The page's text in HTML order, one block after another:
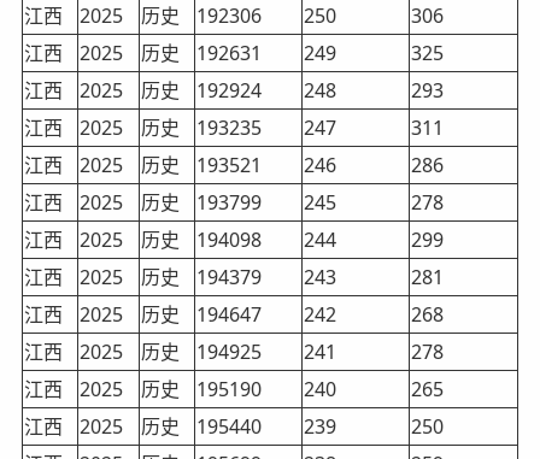
江西
2025 历史 192306 250
306
江西
2025 历史 192631 249
325
江西
2025 历史 192924 248
293
江西
2025 历史 193235 247
311
江西
2025 历史 193521 246
286
江西
2025 历史 193799 245
278
江西
2025 历史 194098 244
299
江西
2025 历史 194379 243
281
江西
2025 历史 194647 242
268
江西
2025 历史 194925 241
278
江西
2025 历史 195190 240
265
江西
2025 历史 195440 239
250